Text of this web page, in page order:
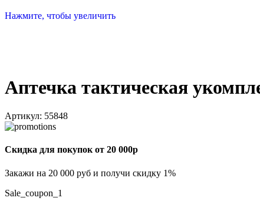
Нажмите, чтобы увеличить
Аптечка тактическая
Артикул: 55848
Скидка для покупок от 20 000р
Закажи на 20 000 руб и получи скидку 1%
Sale_coupon_1